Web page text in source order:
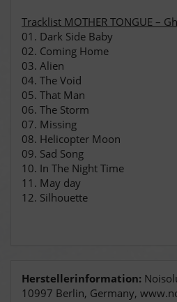
Tracklist MOTHER TONGUE –
01. Dark Side Baby
02. Coming Home
03. Alien
04. The Void
05. That Man
06. The Storm
07. Missing
08. Helicopter Moon
09. Sad Song
10. In The Night Time
11. May day
12. Silhouette
Herstellerinformation:
10997 Berlin, Germany,